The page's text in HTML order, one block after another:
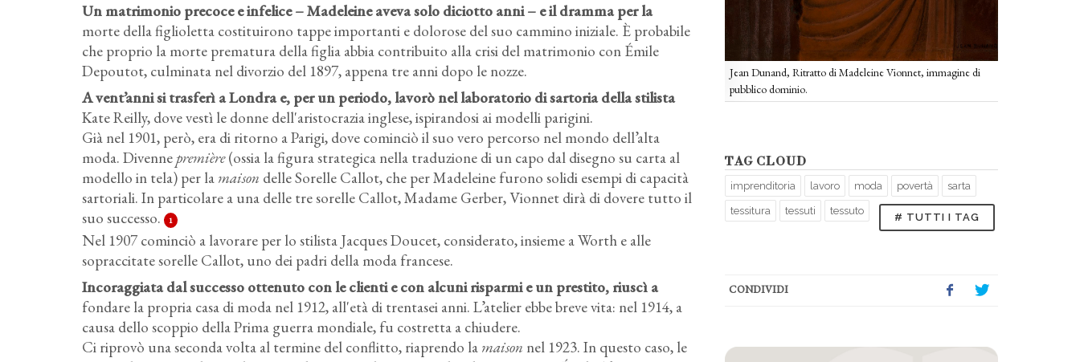
Madeleine Vionnet, abito da sera, 1932.
Immagine di pubblico dominio.
Jean Dunand, Ritratto di Madeleine Vionnet, immagine di
pubblico dominio.
TAG CLOUD
imprenditoria lavoro moda povertà sarta
tessitura tessuti tessuto
# TUTTI I TAG
CONDIVIDI
Un matrimonio precoce e infelice – Madeleine aveva solo diciotto anni – e il dramma per la
morte della figlioletta costituirono tappe importanti e dolorose del suo cammino iniziale. È probabile
che proprio la morte prematura della figlia abbia contribuito alla crisi del matrimonio con Émile
Depoutot, culminata nel divorzio del 1897, appena tre anni dopo le nozze.
A vent’anni si trasferì a Londra e, per un periodo, lavorò nel laboratorio di sartoria della stilista
Kate Reilly, dove vestì le donne dell'aristocrazia inglese, ispirandosi ai modelli parigini.
Già nel 1901, però, era di ritorno a Parigi, dove cominciò il suo vero percorso nel mondo dell’alta
moda. Divennepremière(ossia la figura strategica nella traduzione di un capo dal disegno su carta al
modello in tela) per la maison delle Sorelle Callot, che per Madeleine furono solidi esempi di capacità
sartoriali. In particolare a una delle tre sorelle Callot, Madame Gerber, Vionnet dirà di dovere tutto il
suo successo.
1
Nel 1907 cominciò a lavorare per lo stilista Jacques Doucet, considerato, insieme a Worth e alle
sopraccitate sorelle Callot, uno dei padri della moda francese.
Incoraggiata dal successo ottenuto con le clienti e con alcuni risparmi e un prestito, riuscì a
fondare la propria casa di moda nel 1912, all'età di trentasei anni. L’atelier ebbe breve vita: nel 1914, a
causa dello scoppio della Prima guerra mondiale, fu costretta a chiudere.
Ci riprovò una seconda volta al termine del conflitto, riaprendo la maison nel 1923. In questo caso, le